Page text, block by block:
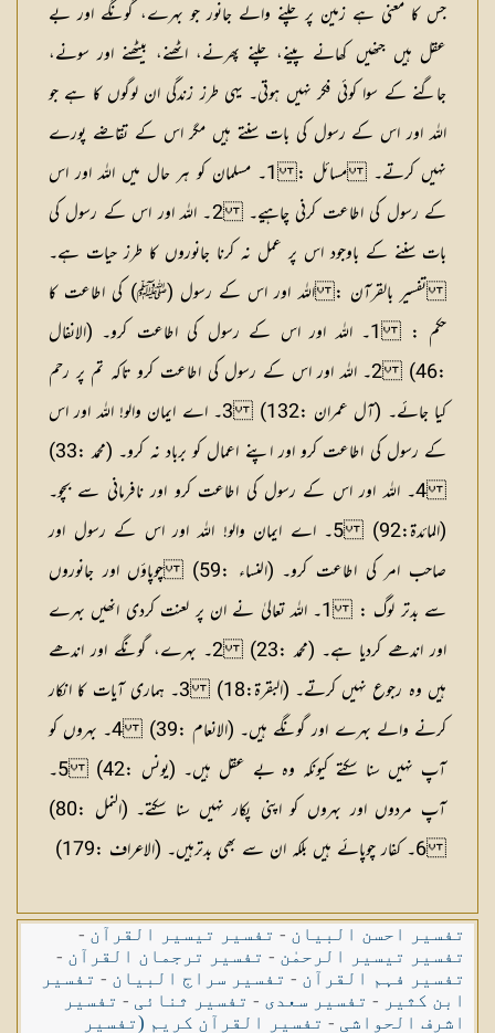
جس کا معنی ہے زمین پر چلنے والے جانور جو بہرے، گونگے اور بے
عقل ہیں جنھیں کھانے پینے، چلنے پھرنے، اٹھنے، بیٹھنے اور سونے،
جاگنے کے سوا کوئی فکر نہیں ہوتی۔ یہی طرز زندگی ان لوگوں کا ہے جو
اللہ اور اس کے رسول کی بات سنتے ہیں مگر اس کے تقاضے پورے
نہیں کرتے۔مسائل :
1۔ مسلمان کو ہر حال میں اللہ اور اس
کے رسول کی اطاعت کرنی چاہیے۔ 2۔ اللہ اور اس کے رسول کی
بات سننے کے باوجود اس پر عمل نہ کرنا جانوروں کا طرز حیات ہے۔
تفسیر بالقرآن : اللہ اور اس کے رسول (ﷺ) کی اطاعت کا
حکم :
1۔ اللہ اور اس کے رسول کی اطاعت کرو۔ (الانفال
:46) 2۔ اللہ اور اس کے رسول کی اطاعت کرو تاکہ تم پر رحم
کیا جائے۔ (آل عمران :132) 3۔ اے ایمان والو! اللہ اور اس
کے رسول کی اطاعت کرو اور اپنے اعمال کو برباد نہ کرو۔ (محمد :33)
4۔ اللہ اور اس کے رسول کی اطاعت کرو اور نافرمانی سے بچو۔
(المائدۃ:92) 5۔ اے ایمان والو! اللہ اور اس کے رسول اور
صاحب امر کی اطاعت کرو۔ (النساء :59)
چوپاؤں اور جانوروں
سے بدتر لوگ :
1۔ اللہ تعالیٰ نے ان پر لعنت کردی انھیں بہرے
اور اندھے کردیا ہے۔ (محمد :23) 2۔ بہرے، گونگے اور اندھے
ہیں وہ رجوع نہیں کرتے۔ (البقرۃ:18) 3۔ ہماری آیات کا انکار
کرنے والے بہرے اور گونگے ہیں۔ (الانعام :39) 4۔ بہروں کو
آپ نہیں سنا سکتے کیونکہ وہ بے عقل ہیں۔ (یونس :42) 5۔
آپ مردوں اور بہروں کو اپنی پکار نہیں سنا سکتے۔ (النمل :80)
6۔ کفار چوپائے ہیں بلکہ ان سے بھی بدترہیں۔ (الاعراف :179)
تفسیر احسن البیان - تفسیر تیسیر القرآن -
تفسیر تیسیر الرحمٰن - تفسیر ترجمان القرآن -
تفسیر فہم القرآن - تفسیر سراج البیان - تفسیر
ابن کثیر - تفسیر سعدی - تفسیر ثنائی - تفسیر
اشرف الحواشی - تفسیر القرآن کریم (تفسیر